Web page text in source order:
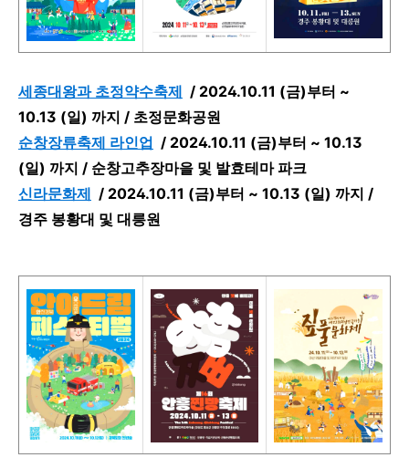
세종대왕과 초정약수축제 / 2024.10.11 (금)부터 ~
10.13 (일) 까지 / 초정문화공원
순창장류축제 라인업 / 2024.10.11 (금)부터 ~ 10.13
(일) 까지 / 순창고추장마을 및 발효테마 파크
신라문화제 / 2024.10.11 (금)부터 ~ 10.13 (일) 까지 /
경주 봉황대 및 대릉원